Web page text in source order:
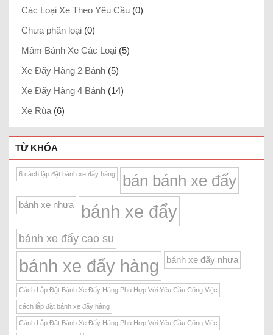
Các Loại Xe Theo Yêu Cầu (0)
Chưa phân loại (0)
Mâm Bánh Xe Các Loại (5)
Xe Đẩy Hàng 2 Bánh (5)
Xe Đẩy Hàng 4 Bánh (14)
Xe Rùa (6)
TỪ KHÓA
6 cách lặp đặt bánh xe đẩy hàng bán bánh xe đẩy
bánh xe nhựa bánh xe đẩy
bánh xe đẩy cao su
bánh xe đẩy hàng bánh xe đẩy nhựa
Cách Lắp Đặt Bánh Xe Đẩy Hàng Phù Hợp Với Yêu Cầu Công Việc
cách lắp đặt bánh xe đẩy hàng
Cánh Lắp Đặt Bánh Xe Đẩy Hàng Phù Hợp Với Yêu Cầu Công Việc